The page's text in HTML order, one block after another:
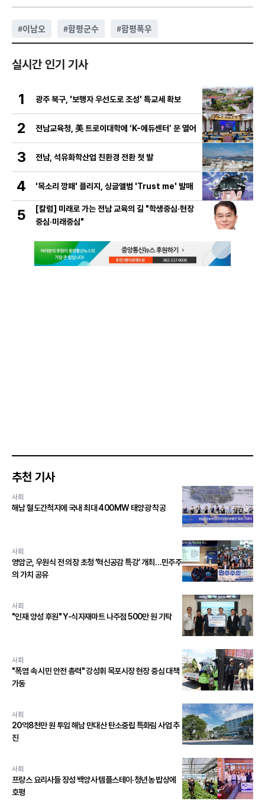
#이남오 #함평군수 #함평폭우
실시간 인기 기사
1 광주 북구, '보행자 우선도로 조성' 특교세 확보
2 전남교육청, 美 트로이대학에 ‘K-에듀센터’ 문 열어
3 전남, 석유화학산업 친환경 전환 첫 발
4 '목소리 깡패' 플리지, 싱글앨범 'Trust me' 발매
5
[칼럼] 미래로 가는 전남 교육의 길 "학생중심·현장
중심·미래중심"
추천 기사
사회
해남 혈도간척지에 국내 최대 400MW 태양광 착공
사회
영암군, 우원식 전 의장 초청 ‘혁신공감 특강’ 개최…민주주
의 가치 공유
사회
"인재 양성 후원" Y-식자재마트 나주점 500만 원 기탁
사회
"폭염 속 시민 안전 총력" 강성휘 목포시장 현장 중심 대책
가동
사회
20억8천만 원 투입 해남 만대산 탄소중립 특화림 사업 추
진
사회
프랑스 요리사들 장성 백양사 템플스테이·청년농 밥상에
호평